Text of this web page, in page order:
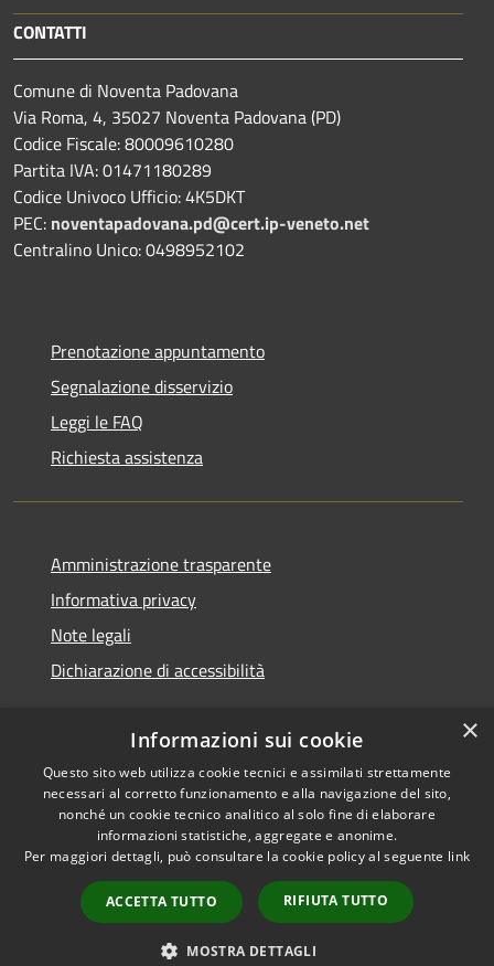
CONTATTI
Comune di Noventa Padovana
Via Roma, 4, 35027 Noventa Padovana (PD)
Codice Fiscale: 80009610280
Partita IVA: 01471180289
Codice Univoco Ufficio: 4K5DKT
PEC: noventapadovana.pd@cert.ip-veneto.net
Centralino Unico: 0498952102
Prenotazione appuntamento
Segnalazione disservizio
Leggi le FAQ
Richiesta assistenza
Amministrazione trasparente
Informativa privacy
Note legali
Dichiarazione di accessibilità
RSS
Accessibilità
Cookie
Mappa del sito
Obiettivi di accessibilità
Copyright © 2026 • Comune di
Noventa Padovana • Powered
byMunicipium•
redazione
×
Informazioni sui cookie
Questo sito web utilizza cookie tecnici e assimilati strettamente
necessari al corretto funzionamento e alla navigazione del sito,
nonché un cookie tecnico analitico al solo fine di elaborare
informazioni statistiche, aggregate e anonime.
Per maggiori dettagli, può consultare la cookie policy al seguente link
ACCETTA TUTTO RIFIUTA TUTTO
MOSTRA DETTAGLI